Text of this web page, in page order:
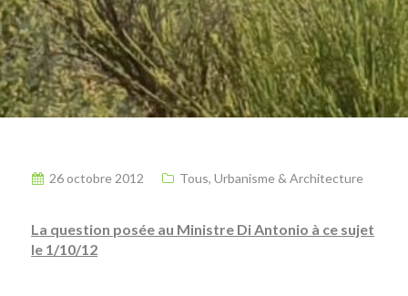
26 octobre 2012 Tous, Urbanisme & Architecture
La question posée au Ministre Di Antonio à ce sujet
le 1/10/12